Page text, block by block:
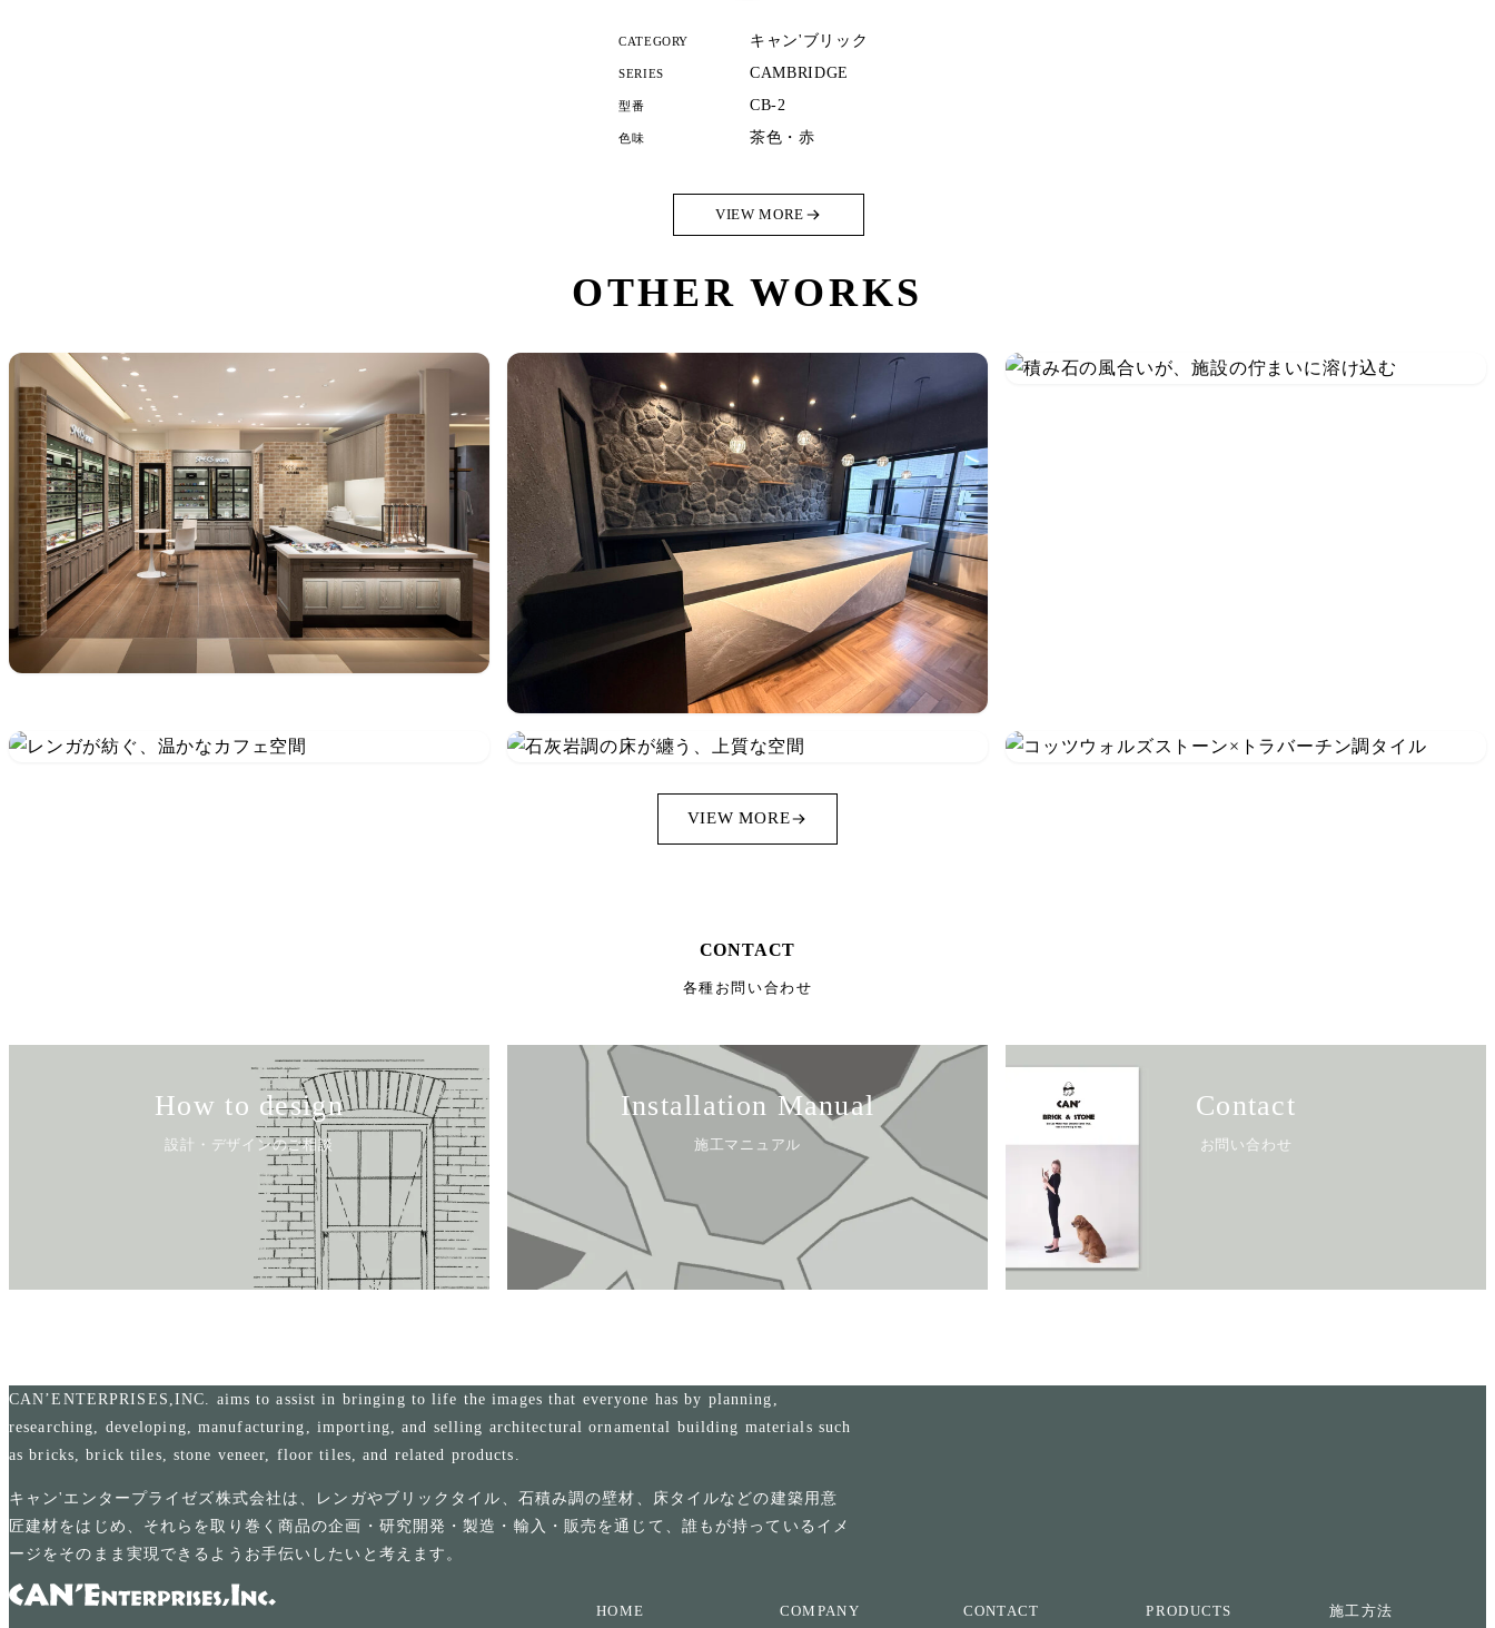
CATEGORY キャン'ブリック
SERIES CAMBRIDGE
型番 CB-2
色味 茶色・赤
VIEW MORE
OTHER WORKS
VIEW MORE
CONTACT
各種お問い合わせ
How to design
設計・デザインのご相談
Installation Manual
施工マニュアル
Contact
お問い合わせ
CAN’ENTERPRISES,INC. aims to assist in bringing to life the images that everyone has by planning,
researching, developing, manufacturing, importing, and selling architectural ornamental building materials such
as bricks, brick tiles, stone veneer, floor tiles, and related products.
キャン'エンタープライゼズ株式会社は、レンガやブリックタイル、石積み調の壁材、床タイルなどの建築用意
匠建材をはじめ、それらを取り巻く商品の企画・研究開発・製造・輸入・販売を通じて、誰もが持っているイメ
ージをそのまま実現できるようお手伝いしたいと考えます。
HOME COMPANY CONTACT PRODUCTS 施工方法